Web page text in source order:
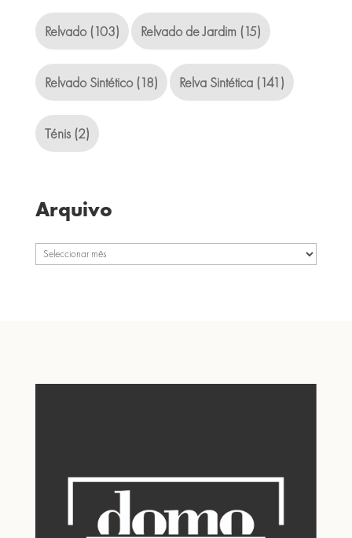
Relvado(103) Relvado de Jardim(15)
Relvado Sintético(18) Relva Sintética(141)
Ténis(2)
Arquivo
Arquivo